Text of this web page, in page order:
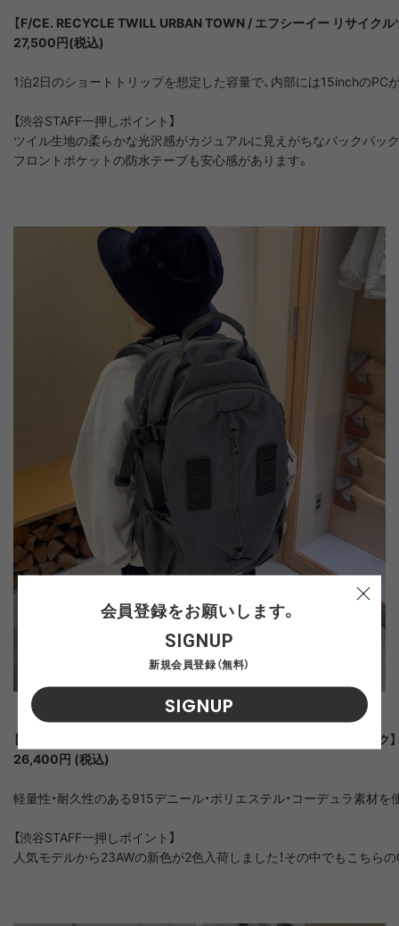
【F/CE. RECYCLE TWILL URBAN TOWN / エフシーイー リサイクル
27,500円(税込)
1泊2日のショートトリップを想定した容量で、内部には15inchの
【渋谷STAFF一押しポイント】
ツイル生地の柔らかな光沢感がカジュアルに見えがちなバックパッ
フロントポケットの防水テープも安心感があります。
【F/CE. 950 TRAVEL BP / エフシーイー 950 トラベルバックパック】
26,400円 (税込)
軽量性・耐久性のある915デニール・ポリエステル・コーデュラ素
【渋谷STAFF一押しポイント】
人気モデルから23AWの新色が2色入荷しました！その中でもこちら
会員登録をお願いします。
SIGNUP
新規会員登録（無料）
SIGNUP